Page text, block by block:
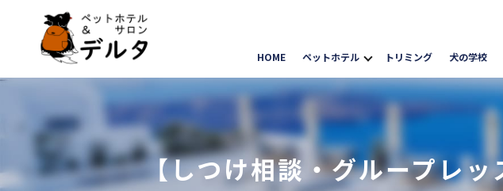
HOME ペットホテル トリミング 犬の学校
【しつけ相談・グループレ